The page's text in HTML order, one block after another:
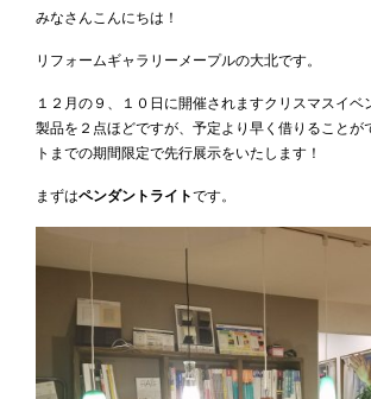
みなさんこんにちは！
リフォームギャラリーメープルの大北です。
１２月の９、１０日に開催されますクリスマスイベ
製品を２点ほどですが、予定より早く借りることが
トまでの期間限定で先行展示をいたします！
まずはペンダントライトです。